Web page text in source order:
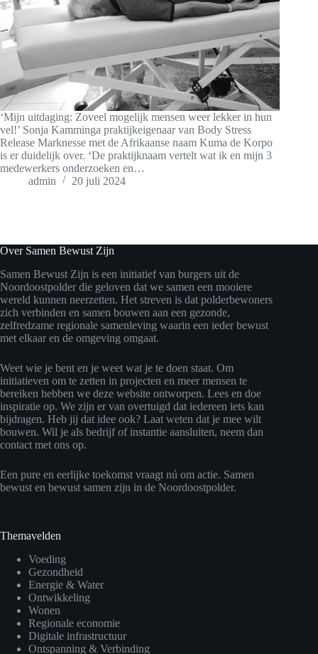
‘Mijn uitdaging: Zoveel mogelijk mensen weer lekker in hun
vel!’ Sonja Kamminga praktijkeigenaar van Body Stress
Release Marknesse met de Afrikaanse naam Kuma de Korpo
is er duidelijk over. ‘De praktijknaam vertelt wat ik en mijn 3
medewerkers onderzoeken en…
admin
20 juli 2024
Over Samen Bewust Zijn
Samen Bewust Zijn is een initiatief van burgers uit de
Noordoostpolder die geloven dat we samen een mooiere
wereld kunnen neerzetten. Het streven is dat polderbewoners
zich verbinden en samen bouwen aan een gezonde,
zelfredzame regionale samenleving waarin een ieder bewust
met elkaar en de omgeving omgaat.
Weet wie je bent en je weet wat je te doen staat. Om
initiatieven om te zetten in projecten en meer mensen te
bereiken hebben we deze website ontworpen. Lees en doe
inspiratie op. We zijn er van overtuigd dat iedereen iets kan
bijdragen. Heb jij dat idee ook? Laat weten dat je mee wilt
bouwen. Wil je als bedrijf of instantie aansluiten, neem dan
contact met ons op.
Een pure en eerlijke toekomst vraagt nú om actie. Samen
bewust en bewust samen zijn in de Noordoostpolder.
Themavelden
Voeding
Gezondheid
Energie & Water
Ontwikkeling
Wonen
Regionale economie
Digitale infrastructuur
Ontspanning & Verbinding